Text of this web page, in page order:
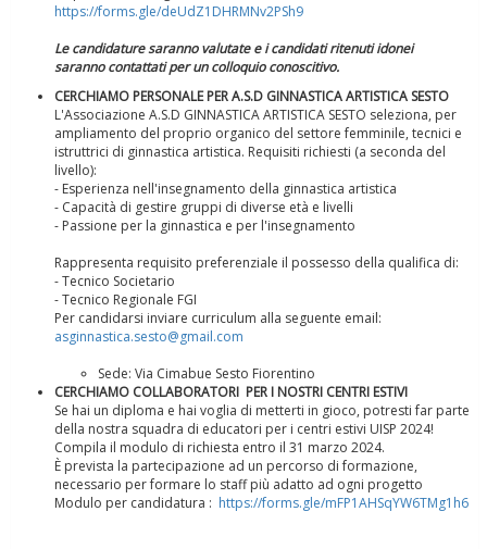
Ddl Lobby, Uisp: “Il Parlamento valorizzi le nostre specificità"
La formazione Uisp rallenta ma prosegue anche in estate
https://forms.gle/deUdZ1DHRMNv2PSh9
Le candidature saranno valutate e i candidati ritenuti idonei
saranno contattati per un colloquio conoscitivo.
CERCHIAMO PERSONALE PER A.S.D GINNASTICA ARTISTICA SESTO
L'Associazione A.S.D GINNASTICA ARTISTICA SESTO seleziona, per
ampliamento del proprio organico del settore femminile, tecnici e
istruttrici di ginnastica artistica. Requisiti richiesti (a seconda del
livello):
- Esperienza nell'insegnamento della ginnastica artistica
- Capacità di gestire gruppi di diverse età e livelli
- Passione per la ginnastica e per l'insegnamento
Rappresenta requisito preferenziale il possesso della qualifica di:
- Tecnico Societario
- Tecnico Regionale FGI
Per candidarsi inviare curriculum alla seguente email:
asginnastica.sesto@gmail.com
Sede: Via Cimabue Sesto Fiorentino
CERCHIAMO COLLABORATORI PER I NOSTRI CENTRI ESTIVI
Se hai un diploma e hai voglia di metterti in gioco, potresti far parte
della nostra squadra di educatori per i centri estivi UISP 2024!
Compila il modulo di richiesta entro il 31 marzo 2024.
È prevista la partecipazione ad un percorso di formazione,
necessario per formare lo staff più adatto ad ogni progetto
Modulo per candidatura : https://forms.gle/mFP1AHSqYW6TMg1h6